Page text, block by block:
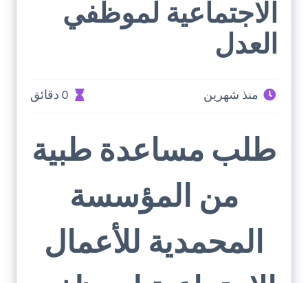
الاجتماعية لموظفي
العدل
منذ شهرين 0 دقائق
طلب مساعدة طبية
من المؤسسة
المحمدية للأعمال